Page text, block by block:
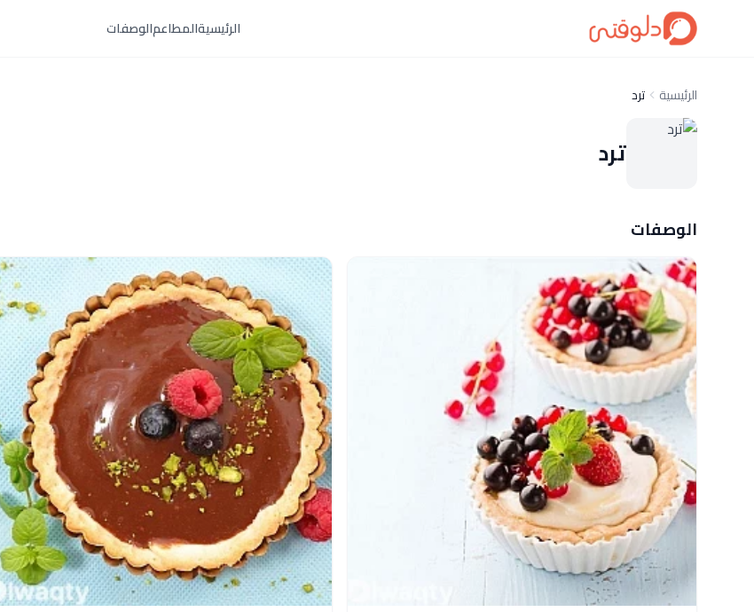
الرئيسيةالمطاعمالوصفات
الرئيسية ترد
ترد
الوصفات